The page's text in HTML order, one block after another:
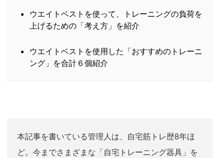
ウエイトベストを使って、トレーニングの負荷を
上げるための「考え方」を紹介
ウエイトベストを使用した「おすすめのトレーニ
ング」を合計６個紹介
本記事を書いている管理人は、自宅筋トレ歴8年ほ
ど。今までさまざまな「自宅トレーニング器具」を